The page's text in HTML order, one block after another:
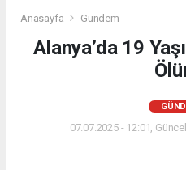
Anasayfa Gündem
Alanya’da 19
07.07.2025 - 12:01,